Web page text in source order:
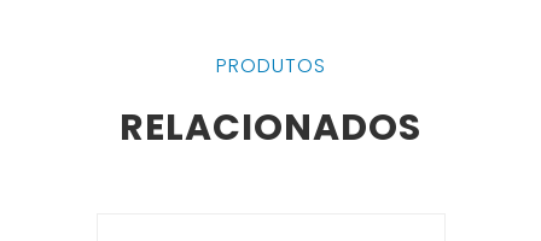
PRODUTOS
RELACIONADOS